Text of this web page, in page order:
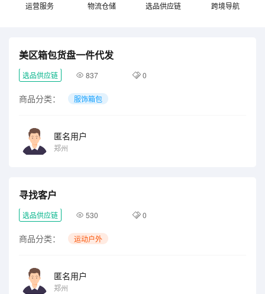
运营服务 物流仓储 选品供应链 跨境导航
美区箱包货盘一件代发
选品供应链 837 0
商品分类： 服饰箱包
匿名用户
郑州
寻找客户
选品供应链 530 0
商品分类： 运动户外
匿名用户
郑州